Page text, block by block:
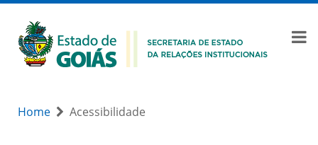
Home Acessibilidade